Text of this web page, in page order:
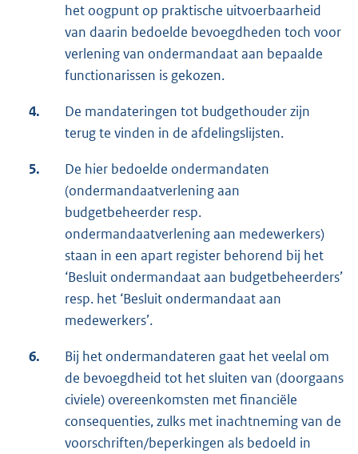
het oogpunt op praktische uitvoerbaarheid
van daarin bedoelde bevoegdheden toch voor
verlening van ondermandaat aan bepaalde
functionarissen is gekozen.
4.
De mandateringen tot budgethouder zijn
terug te vinden in de afdelingslijsten.
5.
De hier bedoelde ondermandaten
(ondermandaatverlening aan
budgetbeheerder resp.
ondermandaatverlening aan medewerkers)
staan in een apart register behorend bij het
‘Besluit ondermandaat aan budgetbeheerders’
resp. het ‘Besluit ondermandaat aan
medewerkers’.
6.
Bij het ondermandateren gaat het veelal om
de bevoegdheid tot het sluiten van (doorgaans
civiele) overeenkomsten met financiële
consequenties, zulks met inachtneming van de
voorschriften/beperkingen als bedoeld in